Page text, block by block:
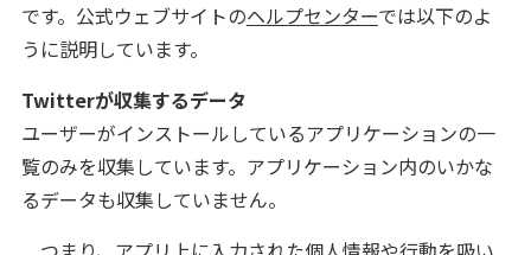
です。公式ウェブサイトのヘルプセンターでは以下のよ
うに説明しています。
Twitterが収集するデータ
ユーザーがインストールしているアプリケーションの一
覧のみを収集しています。アプリケーション内のいかな
るデータも収集していません。